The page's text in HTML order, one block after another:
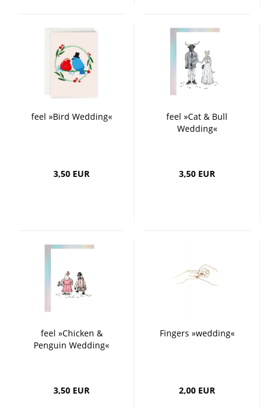
feel »Bird Wedding«
3,50 EUR
feel »Cat & Bull
Wedding«
3,50 EUR
feel »Chicken &
Penguin Wedding«
3,50 EUR
Fingers »wedding«
2,00 EUR